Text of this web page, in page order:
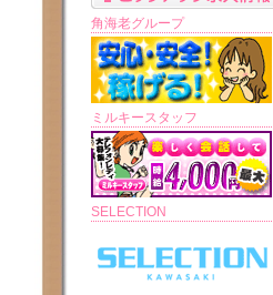
角海老グループ
ミルキースタッフ
SELECTION